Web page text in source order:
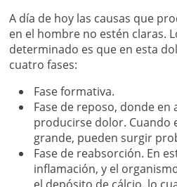
A día de hoy las causas que
en el hombre no estén claras.
determinado es que en esta
cuatro fases:
Fase formativa.
Fase de reposo, donde en
producirse dolor. Cuando
grande, pueden surgir
Fase de reabsorción. En
inflamación, y el